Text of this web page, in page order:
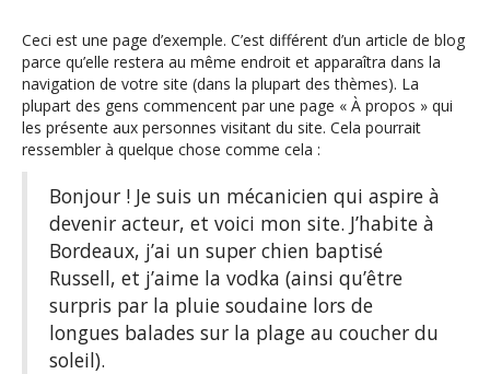
Ceci est une page d’exemple. C’est différent d’un article de blog
parce qu’elle restera au même endroit et apparaîtra dans la
navigation de votre site (dans la plupart des thèmes). La
plupart des gens commencent par une page « À propos » qui
les présente aux personnes visitant du site. Cela pourrait
ressembler à quelque chose comme cela :
Bonjour ! Je suis un mécanicien qui aspire à
devenir acteur, et voici mon site. J’habite à
Bordeaux, j’ai un super chien baptisé
Russell, et j’aime la vodka (ainsi qu’être
surpris par la pluie soudaine lors de
longues balades sur la plage au coucher du
soleil).